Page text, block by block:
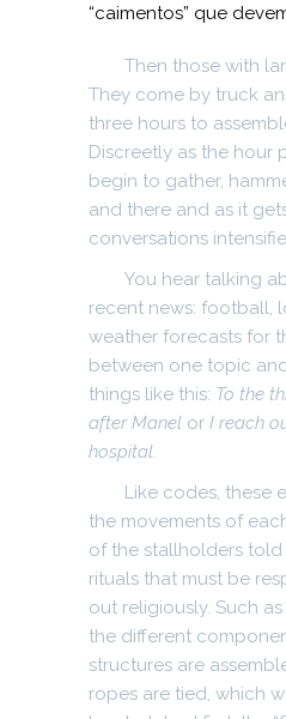
“caimentos” que
Then those with
They come by truck
three hours to
Discreetly as the hour
begin to gather,
and there and as it
conversations
You hear talking
recent news: football,
weather forecasts for
between one topic
things like this: To the
after Manel or I reach
hospital.
Like codes, these
the movements of
of the stallholders
rituals that must be
out religiously. Such
the different
structures are
ropes are tied, which